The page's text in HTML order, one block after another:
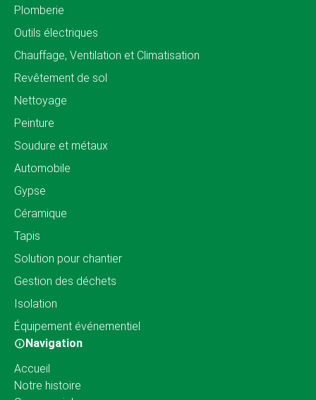
Plomberie
Outils électriques
Chauffage, Ventilation et Climatisation
Revêtement de sol
Nettoyage
Peinture
Soudure et métaux
Automobile
Gypse
Céramique
Tapis
Solution pour chantier
Gestion des déchets
Isolation
Équipement événementiel
Navigation
Accueil
Notre histoire